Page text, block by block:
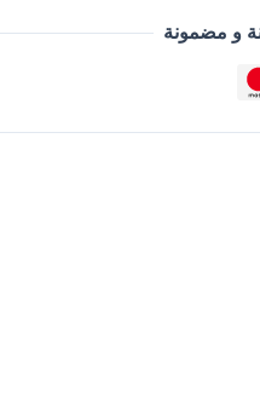
و مضمونة